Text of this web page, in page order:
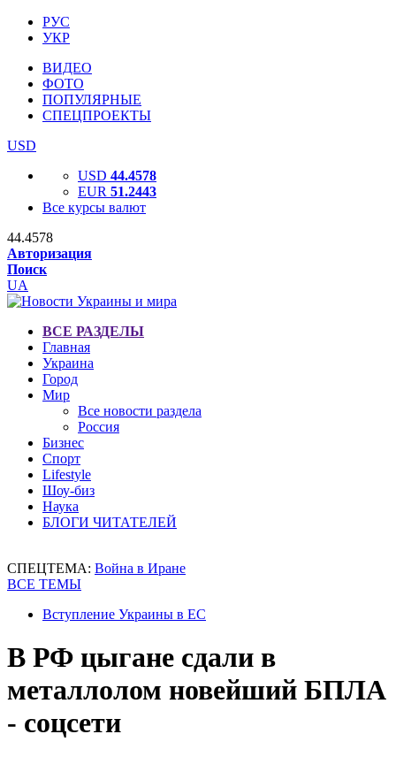
РУС
УКР
ВИДЕО
ФОТО
ПОПУЛЯРНЫЕ
СПЕЦПРОЕКТЫ
USD
USD 44.4578
EUR 51.2443
Все курсы валют
44.4578
Авторизация
Поиск
UA
ВСЕ РАЗДЕЛЫ
Главная
Украина
Город
Мир
Все новости раздела
Россия
Бизнес
Спорт
Lifestyle
Шоу-биз
Наука
БЛОГИ ЧИТАТЕЛЕЙ
СПЕЦТЕМА: Война в Иране
ВСЕ ТЕМЫ
Вступление Украины в ЕС
В РФ цыгане сдали в
металлолом новейший БПЛА
- соцсети